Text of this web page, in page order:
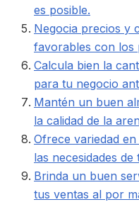
es posible.
Negocia precios y
favorables con los
Calcula bien la
para tu negocio
Mantén un buen
la calidad de la
Ofrece variedad
las necesidades de
Brinda un buen
tus ventas al por